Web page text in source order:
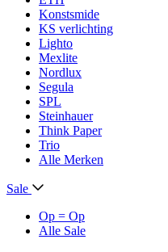
Konstsmide
KS verlichting
Lighto
Mexlite
Nordlux
Segula
SPL
Steinhauer
Think Paper
Trio
Alle Merken
Sale
Op = Op
Alle Sale